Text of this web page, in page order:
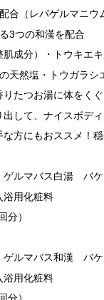
合（レパゲルマニウ
3つの和漢を配合
成分）・トウキエ
天然塩・トウガラシ
たつお湯に体をく
して、ナイスボデ
方にもおススメ！穏
ルマバス白湯 バケ
浴用化粧料
分）
ルマバス和漢 バケ
浴用化粧料